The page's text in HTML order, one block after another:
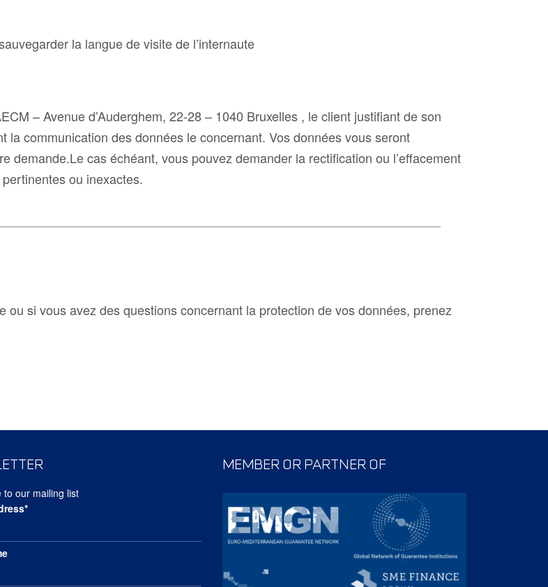
la langue de visite de l’internaute
– Avenue d’Auderghem, 22-28 – 1040 Bruxelles , le client justifiant de son
la communication des données le concernant. Vos données vous seront
demande.Le cas échéant, vous pouvez demander la rectification ou l’effacement
ou inexactes.
ou si vous avez des questions concernant la protection de vos données, prenez
to our mailing list
MEMBER OR PARTNER OF